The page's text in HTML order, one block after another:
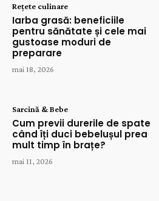
Rețete culinare
Iarba grasă: beneficiile
pentru sănătate și cele mai
gustoase moduri de
preparare
mai 18, 2026
Sarcină & Bebe
Cum previi durerile de spate
când îți duci bebelușul prea
mult timp în brațe?
mai 11, 2026